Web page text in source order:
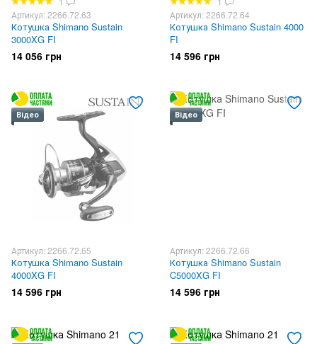
Артикул: 2266.72.63
Котушка Shimano Sustain
3000XG FI
14 056 грн
Артикул: 2266.72.64
Котушка Shimano Sustain 4000
FI
14 596 грн
Відео
Артикул: 2266.72.65
Котушка Shimano Sustain
4000XG FI
14 596 грн
Відео
Артикул: 2266.72.66
Котушка Shimano Sustain
C5000XG FI
14 596 грн